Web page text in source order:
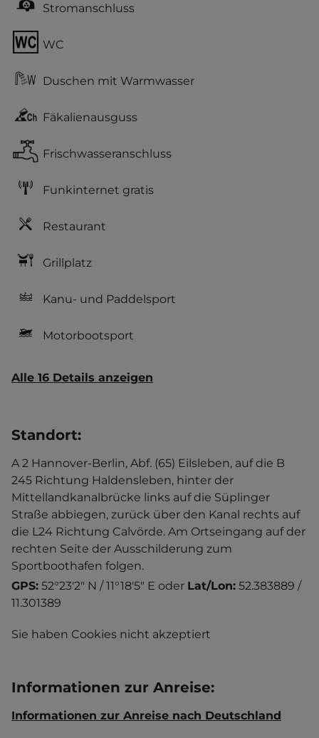
Stromanschluss
WC
Duschen mit Warmwasser
Fäkalienausguss
Frischwasseranschluss
Funkinternet gratis
Restaurant
Grillplatz
Kanu- und Paddelsport
Motorbootsport
Alle 16 Details anzeigen
Standort:
A 2 Hannover-Berlin, Abf. (65) Eilsleben, auf die B
245 Richtung Haldensleben, hinter der
Mittellandkanalbrücke links auf die Süplinger
Straße abbiegen, zurück über den Kanal rechts auf
die L24 Richtung Calvörde. Am Ortseingang auf der
rechten Seite der Ausschilderung zum
Sportboothafen folgen.
GPS: 52°23'2" N / 11°18'5" E oder Lat/Lon: 52.383889 /
11.301389
Sie haben Cookies nicht akzeptiert
Informationen zur Anreise:
Informationen zur Anreise nach Deutschland